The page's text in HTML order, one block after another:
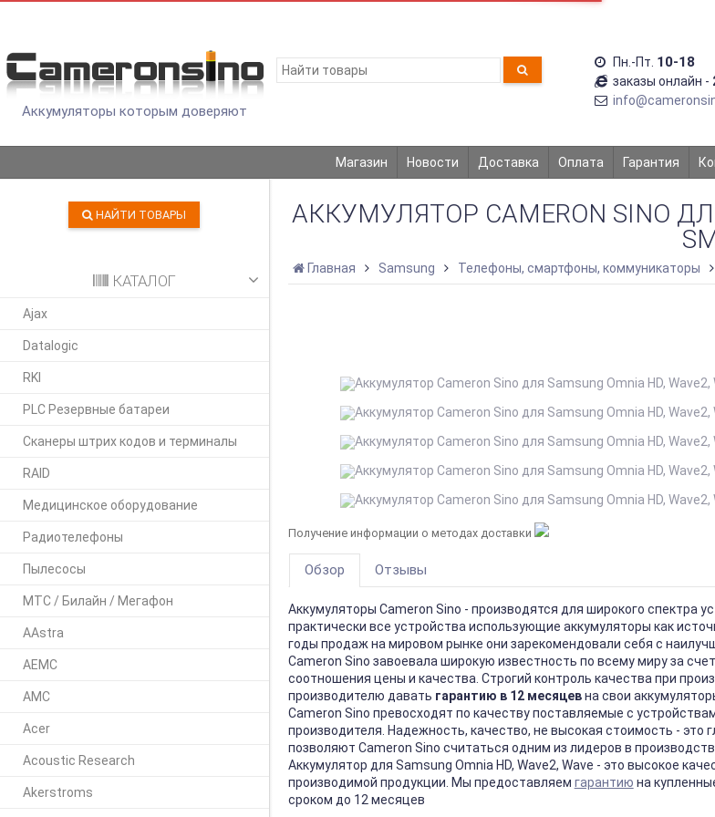
Аккумуляторы которым доверяют
Пн.-Пт. 10-18
заказы онлайн -
Магазин Новости Доставка Оплата Гарантия
НАЙТИ ТОВАРЫ
КАТАЛОГ
Ajax
Datalogic
RKI
PLC Резервные батареи
Сканеры штрих кодов и терминалы
RAID
Медицинское оборудование
Радиотелефоны
Пылесосы
МТС / Билайн / Мегафон
AAstra
AEMC
AMC
Acer
Acoustic Research
Akerstroms
АККУМУЛЯТОР CAMERON SINO ДЛЯ
Главная Samsung Телефоны, смартфоны, коммуникаторы
Получение информации о методах доставки
Обзор Отзывы
Аккумуляторы Cameron Sino - производятся для широкого спектра
практически все устройства использующие аккумуляторы как
годы продаж на мировом рынке они зарекомендовали себя с
Cameron Sino завоевала широкую известность по всему миру за
соотношения цены и качества. Строгий контроль качества при
производителю давать гарантию в 12 месяцевна свои
Cameron Sino превосходят по качеству поставляемые с
производителя. Надежность, качество, не высокая стоимость - это
позволяют Cameron Sino считаться одним из лидеров в
Аккумулятор для Samsung Omnia HD, Wave2, Wave - это высокое
производимой продукции. Мы предоставляем гарантию на
сроком до 12 месяцев